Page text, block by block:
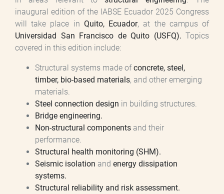
inaugural edition of the IABSE Ecuador 2025 Congress
will take place in Quito, Ecuador, at the campus of
Universidad San Francisco de Quito (USFQ). Topics
covered in this edition include:
Structural systems made ofconcrete, steel,
timber, bio-based materials, and other emerging
materials.
Steel connection design in building structures.
Bridge engineering.
Non-structural components and their
performance.
Structural health monitoring (SHM).
Seismic isolation and energy dissipation
systems.
Structural reliability and risk assessment.